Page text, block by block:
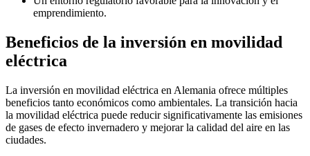
emprendimiento.
Beneficios de la inversión en movilidad
eléctrica
La inversión en movilidad eléctrica en Alemania ofrece múltiples
beneficios tanto económicos como ambientales. La transición hacia
la movilidad eléctrica puede reducir significativamente las emisiones
de gases de efecto invernadero y mejorar la calidad del aire en las
ciudades.